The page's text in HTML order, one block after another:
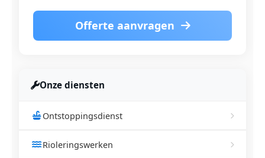
Offerte aanvragen
Onze diensten
Ontstoppingsdienst
Rioleringswerken